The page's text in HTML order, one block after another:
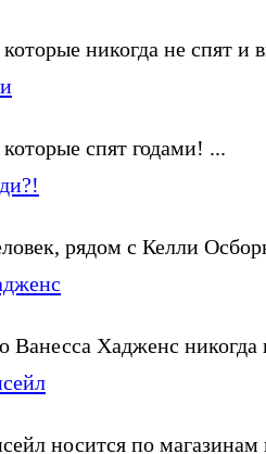
никогда не спят и
спят годами! ...
рядом с Келли
Ванесса Хадженс никогда
носится по